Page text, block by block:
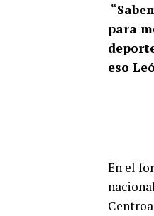
para
eso
En el